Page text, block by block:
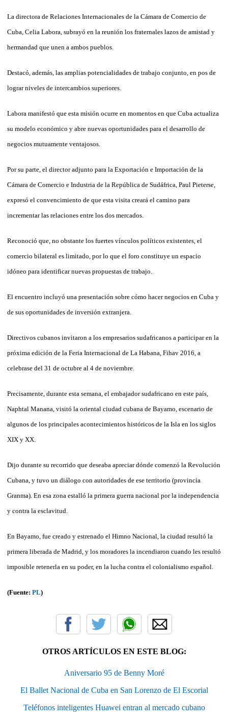
La directora de Relaciones Internacionales de la Cámara de Comercio de
Cuba, Celia Labora, subrayó en la reunión los fraternales lazos de amistad y
hermandad que unen a ambos pueblos.
Destacó, además, las amplias potencialidades de trabajo conjunto, en pos de
lograr niveles de intercambios superiores.
Labora manifestó que esta misión ocurre en momentos en que Cuba actualiza
su modelo económico y abre nuevas oportunidades para el desarrollo de
negocios mutuamente ventajosos.
Por su parte, el director adjunto para la Exportación e Importación de la
Cámara de Comercio e Industria de la República de Sudáfrica, Paul Pieterse,
expresó el convencimiento de que esta visita creará el camino para
incrementar las relaciones entre los dos mercados.
Reconoció que, no obstante los fuertes vínculos políticos existentes, el
comercio bilateral es limitado, por lo que el foro constituye un espacio
idóneo para identificar nuevas propuestas de trabajo.
El encuentro incluyó una presentación sobre cómo hacer negocios en Cuba y
de sus oportunidades de inversión extranjera.
Directivos cubanos invitaron a los empresarios sudafricanos a participar en la
próxima edición de la Feria Internacional de La Habana, Fihav 2016, a
celebrase del 31 de octubre al 4 de noviembre.
Precisamente, durante esta semana, el embajador sudafricano en este país,
Naphtal Manana, visitó la oriental ciudad cubana de Bayamo, escenario de
algunos de los principales acontecimientos históricos de la Isla en los siglos
XIX y XX.
Dijo durante su recorrido que deseaba apreciar dónde comenzó la Revolución
Cubana, y tuvo un diálogo con autoridades de ese territorio (provincia
Granma). En esa zona estalló la primera guerra nacional por la independencia
y contra la esclavitud.
En Bayamo, fue creado y estrenado el Himno Nacional, la ciudad resultó la
primera liberada de Madrid, y los moradores la incendiaron cuando les resultó
imposible retenerla en su poder, en la lucha contra el colonialismo español.
(Fuente: PL)
OTROS ARTÍCULOS EN ESTE BLOG:
Aniversario 95 de Benny Moré
El Ballet Nacional de Cuba en San Lorenzo de El Escorial
Teléfonos inteligentes Huawei entran al mercado cubano